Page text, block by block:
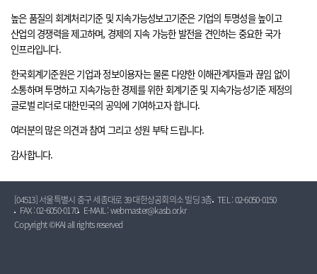
높은 품질의 회계처리기준 및 지속가능성보고기준은 기업의 투명성을 높이고
산업의 경쟁력을 제고하며, 경제의 지속 가능한 발전을 견인하는 중요한 국가
인프라입니다.
한국회계기준원은 기업과 정보이용자는 물론 다양한 이해관계자들과 끊임 없이
소통하며 투명하고 지속가능한 경제를 위한 회계기준 및 지속가능성기준 제정의
글로벌 리더로 대한민국의 공익에 기여하고자 합니다.
여러분의 많은 의견과 참여 그리고 성원 부탁 드립니다.
감사합니다.
[04513] 서울특별시 중구 세종대로 39 대한상공회의소 빌딩 3층 TEL : 02-6050-0150
FAX : 02-6050-0170
E-MAIL : webmaster@kasb.or.kr
Copyright ©KAI all rights reserved